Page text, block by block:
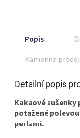
Popis
Kamenna
Detailní popis
Kakaové
potažené
perlami.